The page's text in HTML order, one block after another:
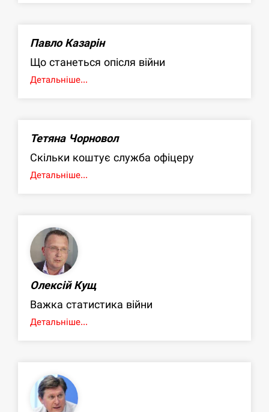
Павло Казарін
Що станеться опісля війни
Детальніше...
Тетяна Чорновол
Скільки коштує служба офіцеру
Детальніше...
Олексій Кущ
Важка статистика війни
Детальніше...